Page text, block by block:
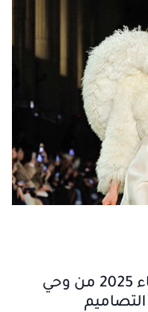
تشكيلة الكسندر ماكوين لشتاء 2025 من وحي